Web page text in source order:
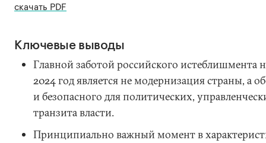
скачать PDF
Ключевые выводы
Главной заботой российского истеблишмента
2024 год является не модернизация страны, а
и безопасного для политических,
транзита власти.
Принципиально важный момент в